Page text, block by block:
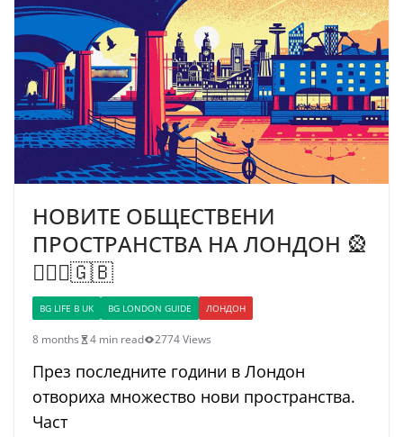
НОВИТЕ ОБЩЕСТВЕНИ
ПРОСТРАНСТВА НА ЛОНДОН 🎡
💂🏼‍♂️🇬🇧
BG LIFE В UK BG LONDON GUIDE ЛОНДОН
8 months 4 min read 2774 Views
През последните години в Лондон
отвориха множество нови пространства.
Част